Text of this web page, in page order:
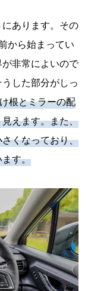
あります。その
から始まってい
非常によいので
した部分がしっ
根とミラーの配
えます。また、
くなっており、
ます。